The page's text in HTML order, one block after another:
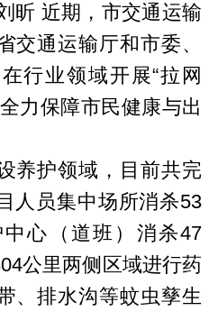
近期，市交通运输
交通运输厅和市委、
行业领域开展“拉网
力保障市民健康与出
护领域，目前共完
人员集中场所消杀53
心（道班）消杀47
公里两侧区域进行药
、排水沟等蚊虫孳生